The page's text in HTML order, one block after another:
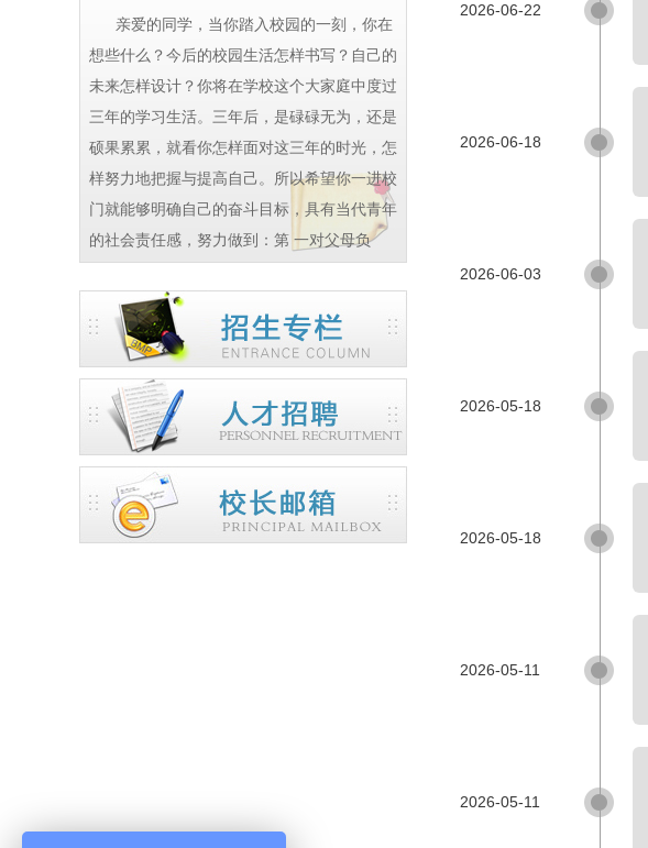
亲爱的同学，当你踏入校园的一刻，你在
想些什么？今后的校园生活怎样书写？自己的
未来怎样设计？你将在学校这个大家庭中度过
三年的学习生活。三年后，是碌碌无为，还是
硕果累累，就看你怎样面对这三年的时光，怎
样努力地把握与提高自己。所以希望你一进校
门就能够明确自己的奋斗目标，具有当代青年
的社会责任感，努力做到：第 一对父母负
2026-06-22
2026-06-18
2026-06-03
2026-05-18
2026-05-18
2026-05-11
2026-05-11